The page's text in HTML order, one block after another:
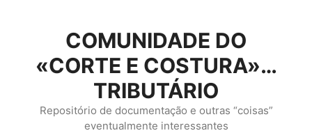
conteúdo
COMUNIDADE DO
«CORTE E COSTURA»…
TRIBUTÁRIO
Repositório de documentação e outras “coisas”
eventualmente interessantes